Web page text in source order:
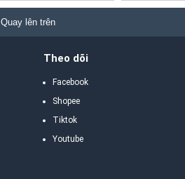
Quay lên trên
Theo dõi
Facebook
Shopee
Tiktok
Youtube